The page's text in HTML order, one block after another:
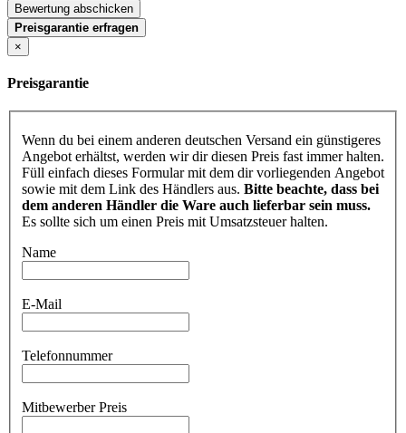
Bewertung abschicken
Preisgarantie erfragen
×
Preisgarantie
Wenn du bei einem anderen deutschen Versand ein günstigeres
Angebot erhältst, werden wir dir diesen Preis fast immer halten.
Füll einfach dieses Formular mit dem dir vorliegenden Angebot
sowie mit dem Link des Händlers aus. Bitte beachte, dass bei
dem anderen Händler die Ware auch lieferbar sein muss.
Es sollte sich um einen Preis mit Umsatzsteuer halten.
Name
E-Mail
Telefonnummer
Mitbewerber Preis